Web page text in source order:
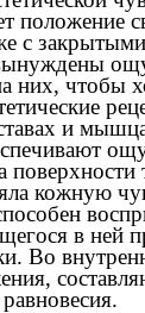
положение
с
них, чтобы
и
кожную
в ней
Во